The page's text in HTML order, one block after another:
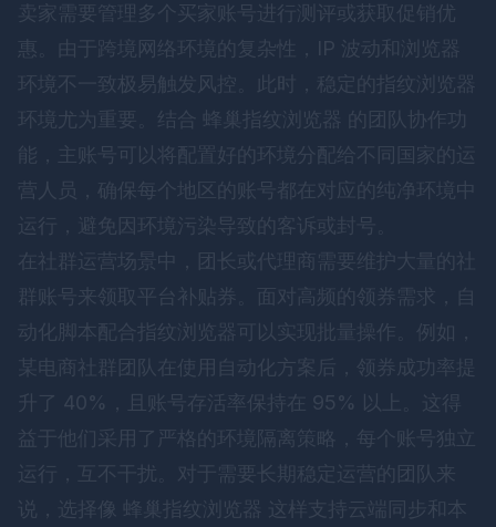
卖家需要管理多个买家账号进行测评或获取促销优
惠。由于跨境网络环境的复杂性，IP 波动和浏览器
环境不一致极易触发风控。此时，稳定的指纹浏览器
环境尤为重要。结合 蜂巢指纹浏览器 的团队协作功
能，主账号可以将配置好的环境分配给不同国家的运
营人员，确保每个地区的账号都在对应的纯净环境中
运行，避免因环境污染导致的客诉或封号。
在社群运营场景中，团长或代理商需要维护大量的社
群账号来领取平台补贴券。面对高频的领券需求，自
动化脚本配合指纹浏览器可以实现批量操作。例如，
某电商社群团队在使用自动化方案后，领券成功率提
升了 40%，且账号存活率保持在 95% 以上。这得
益于他们采用了严格的环境隔离策略，每个账号独立
运行，互不干扰。对于需要长期稳定运营的团队来
说，选择像
蜂巢指纹浏览器 这样支持云端同步和本